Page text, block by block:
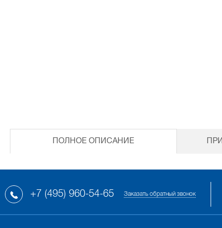
ПОЛНОЕ ОПИСАНИЕ
+7 (495) 960-54-65 Заказать обратный звонок